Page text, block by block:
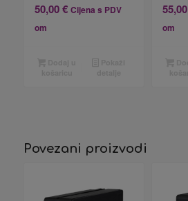
50,00€ Cijena s PDV
om
55,00
om
Povezani proizvodi